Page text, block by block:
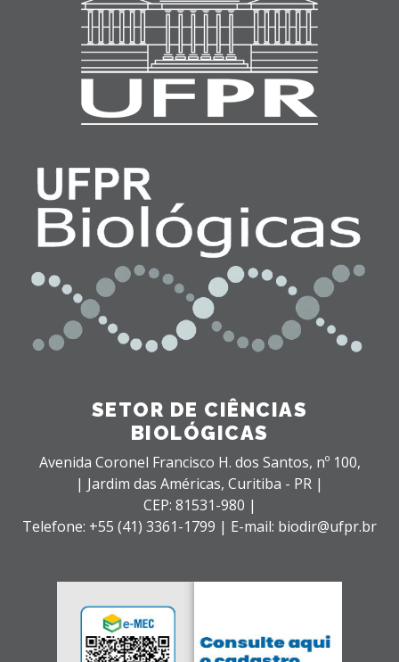
SETOR DE CIÊNCIAS
BIOLÓGICAS
Avenida Coronel Francisco H. dos Santos, nº 100,
| Jardim das Américas, Curitiba - PR |
CEP: 81531-980 |
Telefone: +55 (41) 3361-1799 | E-mail: biodir@ufpr.br